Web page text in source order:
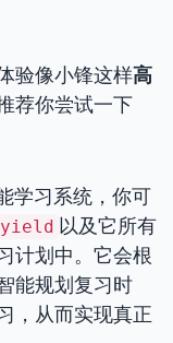
验像小锋这样高
荐你尝试一下
学习系统，你可
yield 以及它所有
计划中。它会根
能规划复习时
，从而实现真正